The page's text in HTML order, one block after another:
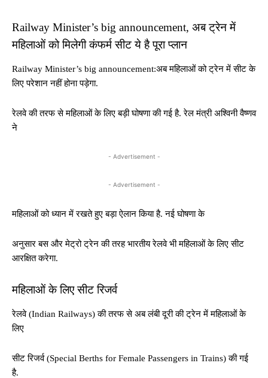
Railway Minister’s big announcement, अब ट्रेन में
महिलाओं को मिलेगी कंफर्म सीट ये है पूरा प्‍लान
Railway Minister’s big announcement:अब मह‍िलाओं को ट्रेन में सीट के
ल‍िए परेशान नहीं होना पड़ेगा.
रेलवे की तरफ से महिलाओं के लिए बड़ी घोषणा की गई है. रेल मंत्री अश्‍व‍िनी वैष्‍णव
ने
- Advertisement -
- Advertisement -
महिलाओं को ध्यान में रखते हुए बड़ा ऐलान किया है. नई घोषणा के
अनुसार बस और मेट्रो ट्रेन की तरह भारतीय रेलवे भी महिलाओं के लिए सीट
आरक्षित करेगा.
महिलाओं के लिए सीट रिजर्व
रेलवे (Indian Railways) की तरफ से अब लंबी दूरी की ट्रेन में महिलाओं के
लिए
सीट रिजर्व (Special Berths for Female Passengers in Trains) की गई
है.